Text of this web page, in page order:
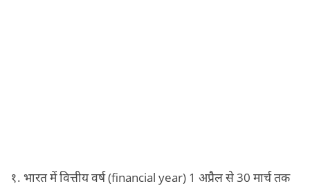
१. भारत में वित्तीय वर्ष (financial year) 1 अप्रैल से 30 मार्च तक